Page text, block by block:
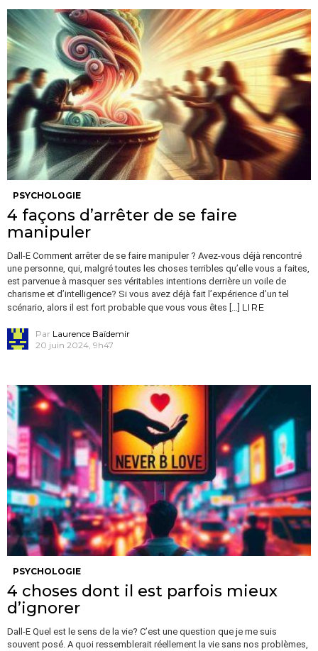
PSYCHOLOGIE
4 façons d’arrêter de se faire
manipuler
Dall-E Comment arrêter de se faire manipuler ? Avez-vous déjà rencontré
une personne, qui, malgré toutes les choses terribles qu’elle vous a faites,
est parvenue à masquer ses véritables intentions derrière un voile de
charisme et d’intelligence? Si vous avez déjà fait l’expérience d’un tel
scénario, alors il est fort probable que vous vous êtes […] LIRE
Par Laurence Baïdemir
20 juin 2024, 9h47
PSYCHOLOGIE
4 choses dont il est parfois mieux
d’ignorer
Dall-E Quel est le sens de la vie? C’est une question que je me suis
souvent posé. A quoi ressemblerait réellement la vie sans nos problèmes,